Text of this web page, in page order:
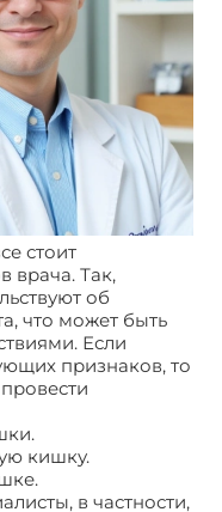
стоит
врача. Так,
об
что может быть
Если
признаков, то
кишку.
в частности,